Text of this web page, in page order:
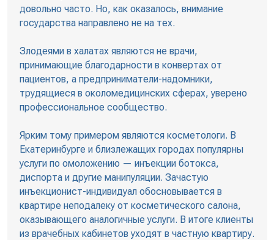
довольно часто. Но, как оказалось, внимание
государства направлено не на тех.
Злодеями в халатах являются не врачи,
принимающие благодарности в конвертах от
пациентов, а предприниматели-надомники,
трудящиеся в околомедицинских сферах, уверено
профессиональное сообщество.
Ярким тому примером являются косметологи. В
Екатеринбурге и близлежащих городах популярны
услуги по омоложению — инъекции ботокса,
диспорта и другие манипуляции. Зачастую
инъекционист-индивидуал обосновывается в
квартире неподалеку от косметического салона,
оказывающего аналогичные услуги. В итоге клиенты
из врачебных кабинетов уходят в частную квартиру.